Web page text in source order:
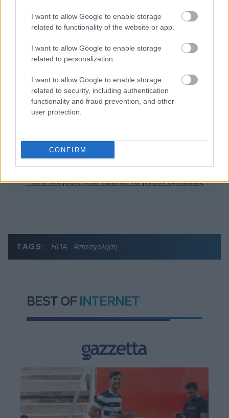
I want to allow Google to enable storage
related to functionality of the website or app.
I want to allow Google to enable storage
related to personalization.
I want to allow Google to enable storage
related to security, including authentication
functionality and fraud prevention, and other
user protection.
CONFIRM
Διαβάζονται αυτή τη στιγμή
Μεταβιβάσεις ακινήτων: Στο σκάνερ χιλιάδες
συμβόλαια του 2025 για το πιστοποιητικό
Σήμερα το κρίσιμο ραντεβού στο Μέγαρο
Μαξίμου για τη βιομηχανία
Πώς μπορείτε να βγείτε νωρίτερα στη σύνταξη
- Οι 3 κινήσεις που πρέπει να γίνουν εγκαίρως
TAGS: ΗΠΑ Απασχόληση
BEST OF INTERNET